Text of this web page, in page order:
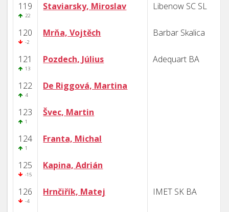
119
22
Staviarsky, Miroslav Libenow SC SL
120
-2
Mrňa, Vojtěch Barbar Skalica
121
13
Pozdech, Július Adequart BA
122
4
De Riggová, Martina
123
1
Švec, Martin
124
1
Franta, Michal
125
-15
Kapina, Adrián
126
-4
Hrnčiřík, Matej IMET SK BA